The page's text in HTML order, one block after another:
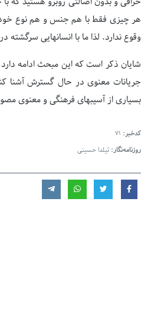
هر چیزی فقط با هم جنس و هم نوع خود
وقوع ندارد. لذا ما با انسانهایی
شایان ذکر است که این مبحث ادامه دارد
جریانات معنوی در حال گسترش آشنا
بسیاری از آسیبهای فرهنگی و معنوی
کدخبر: 71
روزنامه‌نگار: تیلدا حسینی
صفحه اول روزنامه‌های 14